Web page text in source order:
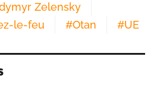
Zelensky
le-feu #Otan #UE